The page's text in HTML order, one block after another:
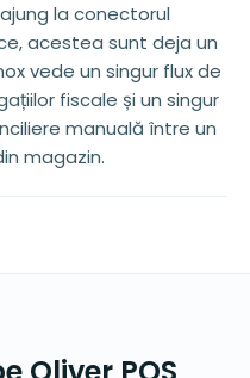
la conectorul
acestea sunt deja un
vede un singur flux de
fiscale și un singur
manuală între un
magazin.